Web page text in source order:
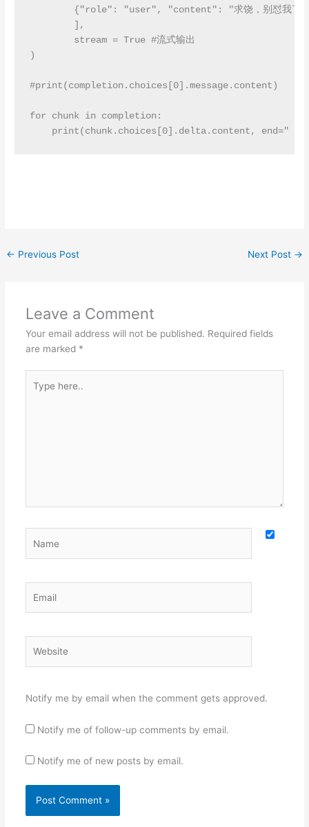
{"role": "user", "content": "求饶，别怼我了
],
stream = True #流式输出
)
#print(completion.choices[0].message.content)
for chunk in completion:
print(chunk.choices[0].delta.content, end=" ",
← Previous Post Next Post →
Leave a Comment
Your email address will not be published. Required fields
are marked *
here..
Notify me by email when the comment gets approved.
Notify me of follow-up comments by email.
Notify me of new posts by email.